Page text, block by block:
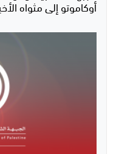
أوكاموتو إلى مثواه